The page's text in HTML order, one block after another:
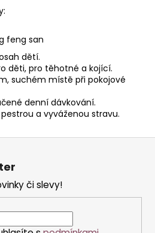
feng san
dětí.
děti, pro těhotné a kojící.
suchém místě při pokojové
denní dávkování.
a vyváženou stravu.
či slevy!